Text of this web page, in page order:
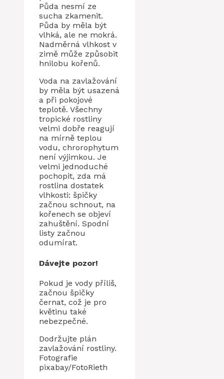
Půda nesmí ze
sucha zkamenit.
Půda by měla být
vlhká, ale ne mokrá.
Nadměrná vlhkost v
zimě může způsobit
hnilobu kořenů.
Voda na zavlažování
by měla být usazená
a při pokojové
teplotě. Všechny
tropické rostliny
velmi dobře reagují
na mírně teplou
vodu, chrorophytum
není výjimkou. Je
velmi jednoduché
pochopit, zda má
rostlina dostatek
vlhkosti: špičky
začnou schnout, na
kořenech se objeví
zahuštění. Spodní
listy začnou
odumírat.
Dávejte pozor!
Pokud je vody příliš,
začnou špičky
černat, což je pro
květinu také
nebezpečné.
Dodržujte plán
zavlažování rostliny.
Fotografie
pixabay/FotoRieth